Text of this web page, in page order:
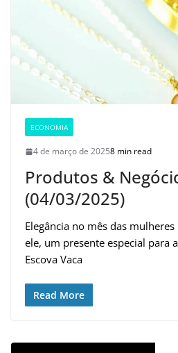
ECONOMIA
4 de março de 20258 min read
Produtos &
(04/03/2025)
Elegância no mês das
ele, um presente especial para
Escova Vaca
Read More